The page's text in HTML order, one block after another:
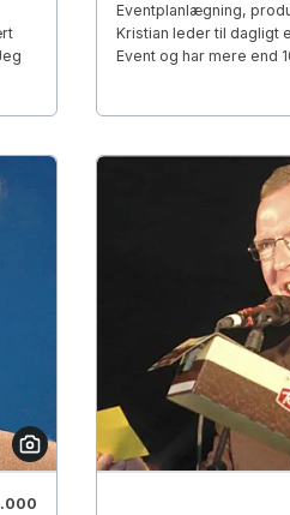
Eventplanlægning,
Kristian leder til dagligt
Event og har mere end